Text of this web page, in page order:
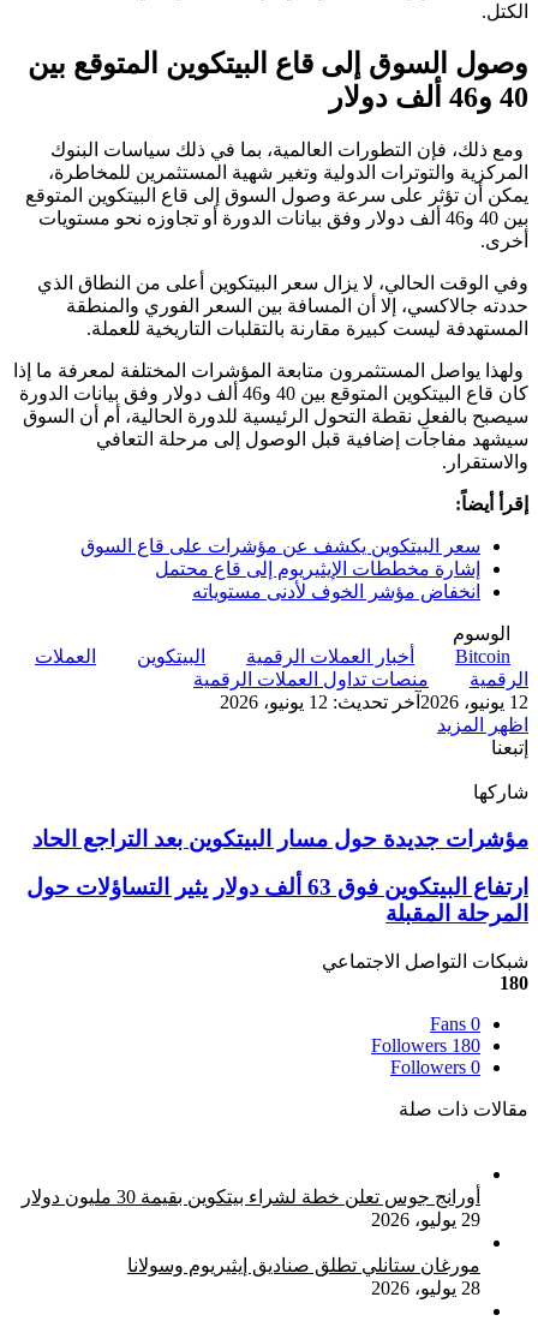
الكتل.
وصول السوق إلى قاع البيتكوين المتوقع بين
40 و46 ألف دولار
ومع ذلك، فإن التطورات العالمية، بما في ذلك سياسات البنوك
المركزية والتوترات الدولية وتغير شهية المستثمرين للمخاطرة،
يمكن أن تؤثر على سرعة وصول السوق إلى قاع البيتكوين المتوقع
بين 40 و46 ألف دولار وفق بيانات الدورة أو تجاوزه نحو مستويات
أخرى.
وفي الوقت الحالي، لا يزال سعر البيتكوين أعلى من النطاق الذي
حددته جالاكسي، إلا أن المسافة بين السعر الفوري والمنطقة
المستهدفة ليست كبيرة مقارنة بالتقلبات التاريخية للعملة.
ولهذا يواصل المستثمرون متابعة المؤشرات المختلفة لمعرفة ما إذا
كان قاع البيتكوين المتوقع بين 40 و46 ألف دولار وفق بيانات الدورة
سيصبح بالفعل نقطة التحول الرئيسية للدورة الحالية، أم أن السوق
سيشهد مفاجآت إضافية قبل الوصول إلى مرحلة التعافي
والاستقرار.
إقرأ أيضاً:
سعر البيتكوين يكشف عن مؤشرات على قاع السوق
إشارة مخططات الإيثيريوم إلى قاع محتمل
انخفاض مؤشر الخوف لأدنى مستوياته
الوسوم
Bitcoin
أخبار العملات الرقمية البيتكوين
العملات
الرقمية
منصات تداول العملات الرقمية
12 يونيو، 2026
آخر تحديث: 12 يونيو، 2026
اظهر المزيد
إتبعنا
شاركها
مؤشرات
جديدة
حول
مسار
البيتكوين
التراجع
الحاد
مؤشرات جديدة حول مسار البيتكوين بعد التراجع الحاد
ارتفاع
البيتكوين
فوق
63
ألف
التساؤلات
حول
المقبلة
ارتفاع البيتكوين فوق 63 ألف دولار يثير التساؤلات حول
المرحلة المقبلة
شبكات التواصل الاجتماعي
180
0
Fans
180
Followers
0
Followers
مقالات ذات صلة
أورانج جوس تعلن خطة لشراء بيتكوين بقيمة 30 مليون دولار
29 يوليو، 2026
مورغان ستانلي تطلق صناديق إيثيريوم وسولانا
28 يوليو، 2026